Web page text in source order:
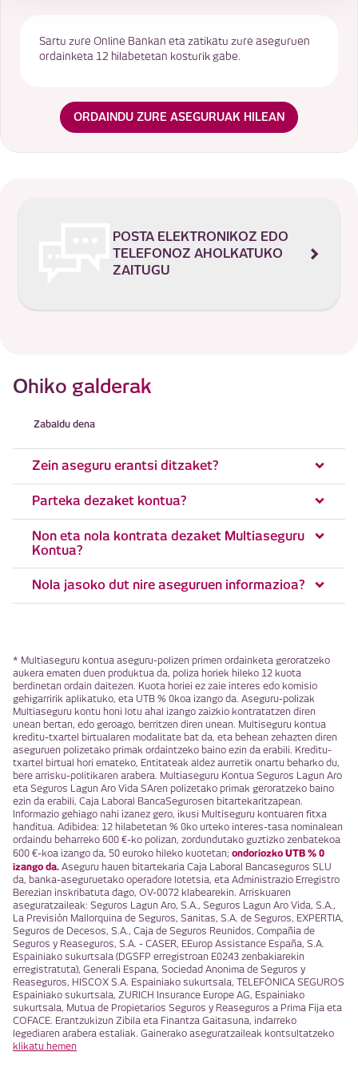
Sartu zure Online Bankan eta zatikatu zure aseguruen
ordainketa 12 hilabetetan kosturik gabe.
ORDAINDU ZURE ASEGURUAK HILEAN
POSTA ELEKTRONIKOZ EDO
TELEFONOZ AHOLKATUKO
ZAITUGU
Ohiko galderak
Zabaldu dena
Zein aseguru erantsi ditzaket?
Parteka dezaket kontua?
Non eta nola kontrata dezaket Multiaseguru
Kontua?
Nola jasoko dut nire aseguruen informazioa?
* Multiaseguru kontua aseguru-polizen primen ordainketa geroratzeko
aukera ematen duen produktua da, poliza horiek hileko 12 kuota
berdinetan ordain daitezen. Kuota horiei ez zaie interes edo komisio
gehigarririk aplikatuko, eta UTB % 0koa izango da. Aseguru-polizak
Multiaseguru kontu honi lotu ahal izango zaizkio kontratatzen diren
unean bertan, edo geroago, berritzen diren unean. Multiseguru kontua
kreditu-txartel birtualaren modalitate bat da, eta behean zehazten diren
aseguruen polizetako primak ordaintzeko baino ezin da erabili. Kreditu-
txartel birtual hori emateko, Entitateak aldez aurretik onartu beharko du,
bere arrisku-politikaren arabera. Multiaseguru Kontua Seguros Lagun Aro
eta Seguros Lagun Aro Vida SAren polizetako primak geroratzeko baino
ezin da erabili, Caja Laboral BancaSegurosen bitartekaritzapean.
Informazio gehiago nahi izanez gero, ikusi Multiseguru kontuaren fitxa
handitua. Adibidea: 12 hilabetetan % 0ko urteko interes-tasa nominalean
ordaindu beharreko 600 €-ko polizan, zordundutako guztizko zenbatekoa
600 €-koa izango da, 50 euroko hileko kuotetan; ondoriozko UTB % 0
izango da. Aseguru hauen bitartekaria Caja Laboral Bancaseguros SLU
da, banka-aseguruetako operadore lotetsia, eta Administrazio Erregistro
Berezian inskribatuta dago, OV-0072 klabearekin. Arriskuaren
aseguratzaileak: Seguros Lagun Aro, S.A., Seguros Lagun Aro Vida, S.A.,
La Previsión Mallorquina de Seguros, Sanitas, S.A. de Seguros, EXPERTIA,
Seguros de Decesos, S.A., Caja de Seguros Reunidos, Compañia de
Seguros y Reaseguros, S.A. - CASER, EEurop Assistance España, S.A.
Espainiako sukurtsala (DGSFP erregistroan E0243 zenbakiarekin
erregistratuta), Generali Espana, Sociedad Anonima de Seguros y
Reaseguros, HISCOX S.A. Espainiako sukurtsala, TELEFÓNICA SEGUROS
Espainiako sukurtsala, ZURICH Insurance Europe AG, Espainiako
sukurtsala, Mutua de Propietarios Seguros y Reaseguros a Prima Fija eta
COFACE. Erantzukizun Zibila eta Finantza Gaitasuna, indarreko
legediaren arabera estaliak. Gainerako aseguratzaileak kontsultatzeko
klikatu hemen